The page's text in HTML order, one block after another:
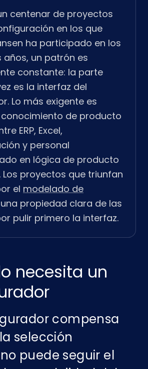
centenar de proyectos
en los que
ha participado en los
años, un patrón es
constante: la parte
es la interfaz del
Lo más exigente es
de producto
ERP, Excel,
y personal
en lógica de producto
Los proyectos que triunfan
el modelado de
propiedad clara de las
pulir primero la interfaz.
necesita un
compensa
selección
puede seguir el